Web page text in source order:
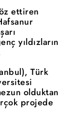
ettiren
yıldızların
Türk
olduktan
projede